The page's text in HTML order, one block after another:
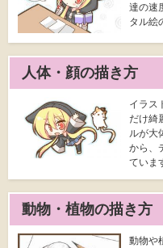
達の速
タル絵
人体・顔の描き方
イラス
だけ綺
ルが大
から、
ていま
動物・植物の描き方
動物や